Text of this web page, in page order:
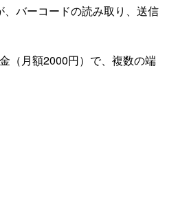
バーコードの読み取り、送信
（月額2000円）で、複数の端